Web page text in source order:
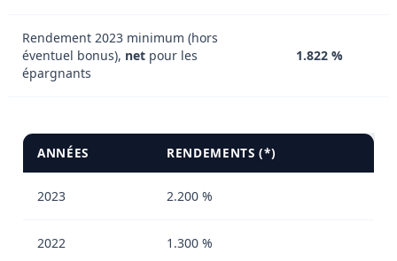
Rendement 2023 minimum (hors
éventuel bonus), net pour les
épargnants
1.822 %
ANNÉES RENDEMENTS (*)
2023 2.200 %
2022 1.300 %